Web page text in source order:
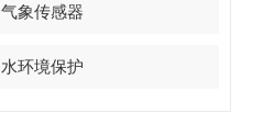
气象传感器
水环境保护